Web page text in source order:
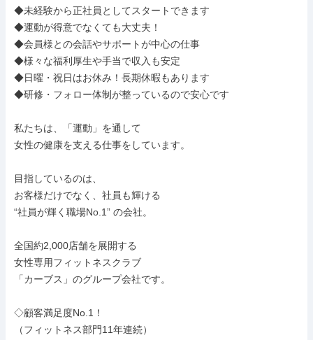
◆未経験から正社員としてスタートできます
◆運動が得意でなくても大丈夫！
◆会員様との会話やサポートが中心の仕事
◆様々な福利厚生や手当で収入も安定
◆日曜・祝日はお休み！長期休暇もあります
◆研修・フォロー体制が整っているので安心です
私たちは、「運動」を通して
女性の健康を支える仕事をしています。
目指しているのは、
お客様だけでなく、社員も輝ける
“社員が輝く職場No.1” の会社。
全国約2,000店舗を展開する
女性専用フィットネスクラブ
「カーブス」のグループ会社です。
◇顧客満足度No.1！
（フィットネス部門11年連続）